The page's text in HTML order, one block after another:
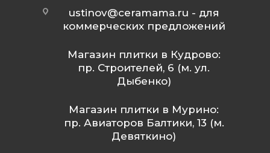
ustinov@ceramama.ru - для
коммерческих предложений
Магазин плитки в Кудрово:
пр. Строителей, 6 (м. ул.
Дыбенко)
Магазин плитки в Мурино:
пр. Авиаторов Балтики, 13 (м.
Девяткино)